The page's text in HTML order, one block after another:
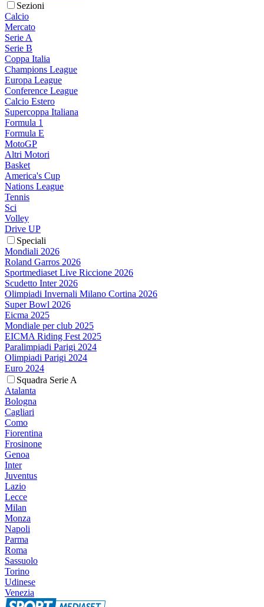
Sezioni
Calcio
Mercato
Serie A
Serie B
Coppa Italia
Champions League
Europa League
Conference League
Calcio Estero
Supercoppa Italiana
Formula 1
Formula E
MotoGP
Altri Motori
Basket
America's Cup
Nations League
Tennis
Sci
Volley
Drive UP
Speciali
Mondiali 2026
Roland Garros 2026
Sportmediaset Live Riccione 2026
Scudetto Inter 2026
Olimpiadi Invernali Milano Cortina 2026
Super Bowl 2026
Eicma 2025
Mondiale per club 2025
EICMA Riding Fest 2025
Paralimpiadi Parigi 2024
Olimpiadi Parigi 2024
Euro 2024
Squadra Serie A
Atalanta
Bologna
Cagliari
Como
Fiorentina
Frosinone
Genoa
Inter
Juventus
Lazio
Lecce
Milan
Monza
Napoli
Parma
Roma
Sassuolo
Torino
Udinese
Venezia